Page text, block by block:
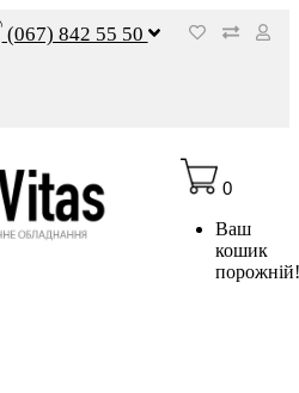
(067) 842 55 50
0
Ваш
кошик